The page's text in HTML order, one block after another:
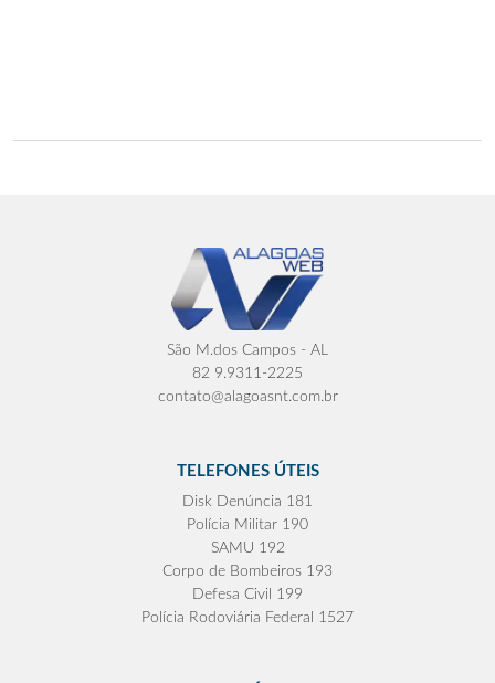
São M.dos Campos - AL
82 9.9311-2225
contato@alagoasnt.com.br
TELEFONES ÚTEIS
Disk Denúncia 181
Polícia Militar 190
SAMU 192
Corpo de Bombeiros 193
Defesa Civil 199
Polícia Rodoviária Federal 1527